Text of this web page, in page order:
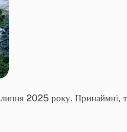
2025 року. Принаймні,